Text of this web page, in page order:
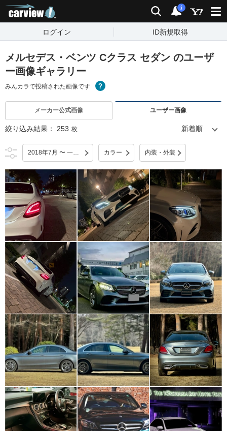
検索 通知
i
ログイン ID新規取得
メルセデス・ベンツ Cクラス セダン のユーザ
ー画像ギャラリー
みんカラで投稿された画像です
メーカー公式画像 ユーザー画像
絞り込み結果： 253 枚
2018年7月 〜 一部改良 カラー 内装・外装